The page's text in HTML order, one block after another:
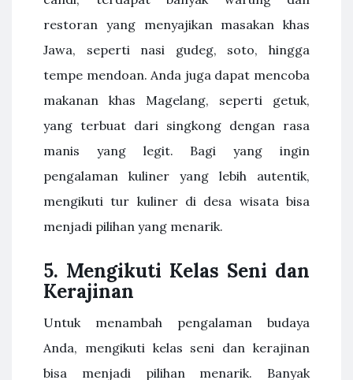
restoran yang menyajikan masakan khas
Jawa, seperti nasi gudeg, soto, hingga
tempe mendoan. Anda juga dapat mencoba
makanan khas Magelang, seperti getuk,
yang terbuat dari singkong dengan rasa
manis yang legit. Bagi yang ingin
pengalaman kuliner yang lebih autentik,
mengikuti tur kuliner di desa wisata bisa
menjadi pilihan yang menarik.
5. Mengikuti Kelas Seni dan
Kerajinan
Untuk menambah pengalaman budaya
Anda, mengikuti kelas seni dan kerajinan
bisa menjadi pilihan menarik. Banyak